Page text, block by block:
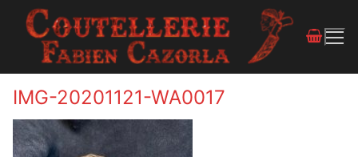
IMG-20201121-WA0017